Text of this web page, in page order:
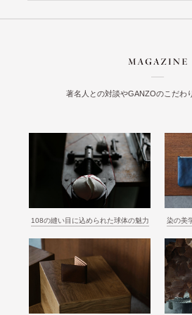
著名人との対談やGANZOのこだわ
108の縫い目に込められた球体の魅力 染の美